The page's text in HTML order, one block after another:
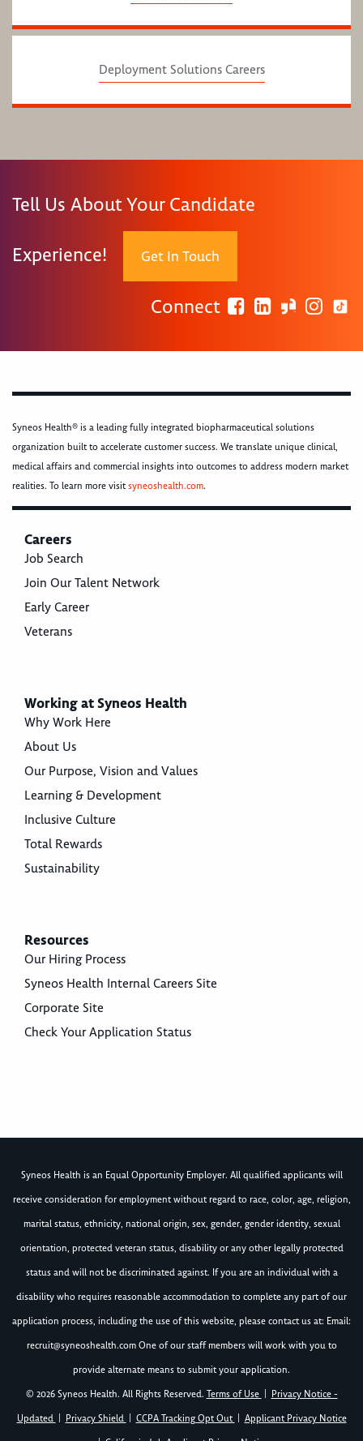
Deployment Solutions Careers
Tell Us About Your Candidate
Experience! Get In Touch
Connect
Syneos Health® is a leading fully integrated biopharmaceutical solutions
organization built to accelerate customer success. We translate unique clinical,
medical affairs and commercial insights into outcomes to address modern market
realities. To learn more visitsyneoshealth.com.
Careers
Job Search
Join Our Talent Network
Early Career
Veterans
Working at Syneos Health
Why Work Here
About Us
Our Purpose, Vision and Values
Learning & Development
Inclusive Culture
Total Rewards
Sustainability
Resources
Our Hiring Process
Syneos Health Internal Careers Site
Corporate Site
Check Your Application Status
Syneos Health is an Equal Opportunity Employer. All qualified applicants will
receive consideration for employment without regard to race, color, age, religion,
marital status, ethnicity, national origin, sex, gender, gender identity, sexual
orientation, protected veteran status, disability or any other legally protected
status and will not be discriminated against. If you are an individual with a
disability who requires reasonable accommodation to complete any part of our
application process, including the use of this website, please contact us at: Email:
recruit@syneoshealth.comOne of our staff members will work with you to
provide alternate means to submit your application.
© 2026 Syneos Health. All Rights Reserved. Terms of Use
Privacy Notice -
Updated
Privacy Shield CCPA Tracking Opt Out
Applicant Privacy Notice